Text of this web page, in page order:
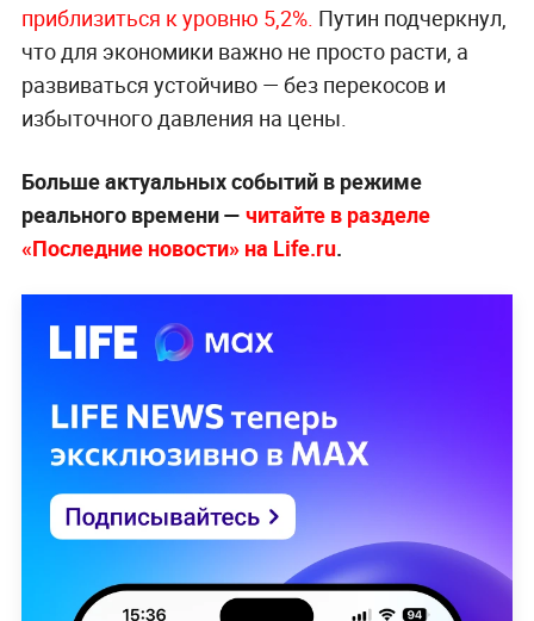
приблизиться к уровню 5,2%. Путин подчеркнул,
что для экономики важно не просто расти, а
развиваться устойчиво — без перекосов и
избыточного давления на цены.
Больше актуальных событий в режиме
реального времени — читайте в разделе
«Последние новости» на Life.ru.